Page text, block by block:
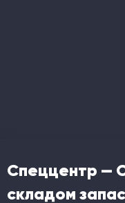
Спеццентр —
складом